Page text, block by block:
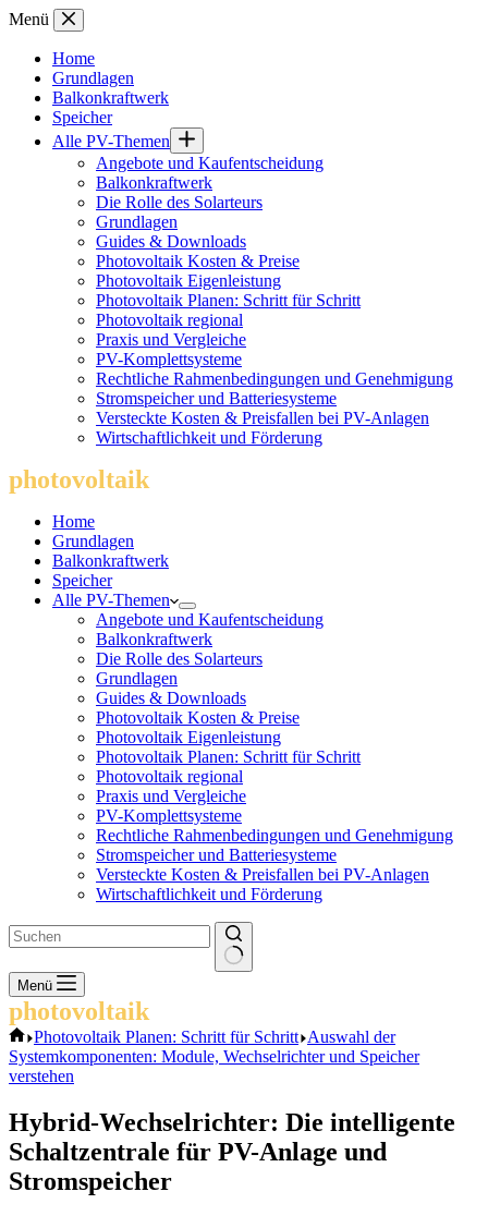
Zum
springen
Menü
Home
Grundlagen
Balkonkraftwerk
Speicher
Alle PV-Themen
Angebote und Kaufentscheidung
Balkonkraftwerk
Die Rolle des Solarteurs
Grundlagen
Guides & Downloads
Photovoltaik Kosten & Preise
Photovoltaik Eigenleistung
Photovoltaik Planen: Schritt für Schritt
Photovoltaik regional
Praxis und Vergleiche
PV-Komplettsysteme
Rechtliche Rahmenbedingungen und Genehmigung
Stromspeicher und Batteriesysteme
Versteckte Kosten & Preisfallen bei PV-Anlagen
Wirtschaftlichkeit und Förderung
photovoltaik
Home
Grundlagen
Balkonkraftwerk
Speicher
Alle PV-Themen
Angebote und Kaufentscheidung
Balkonkraftwerk
Die Rolle des Solarteurs
Grundlagen
Guides & Downloads
Photovoltaik Kosten & Preise
Photovoltaik Eigenleistung
Photovoltaik Planen: Schritt für Schritt
Photovoltaik regional
Praxis und Vergleiche
PV-Komplettsysteme
Rechtliche Rahmenbedingungen und Genehmigung
Stromspeicher und Batteriesysteme
Versteckte Kosten & Preisfallen bei PV-Anlagen
Wirtschaftlichkeit und Förderung
Keine
Ergebnisse
Menü
photovoltaik
Start
Photovoltaik Planen: Schritt für Schritt Auswahl der
Systemkomponenten: Module, Wechselrichter und Speicher
verstehen
Hybrid-Wechselrichter: Die intelligente
Schaltzentrale für PV-Anlage und
Stromspeicher